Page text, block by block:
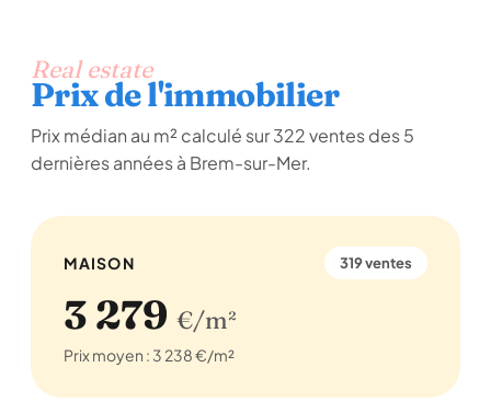
Real estate
Prix de l'immobilier
Prix médian au m² calculé sur 322 ventes des 5
dernières années à Brem-sur-Mer.
MAISON 319 ventes
3 279 €/m²
Prix moyen : 3 238 €/m²